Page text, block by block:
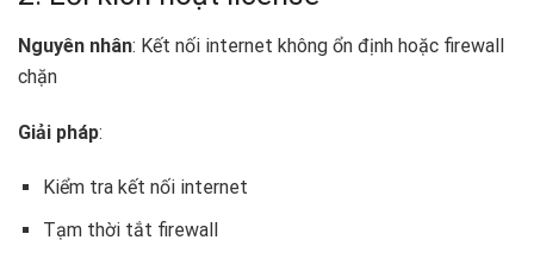
Nguyên nhân: Kết nối internet không ổn định hoặc firewall
chặn
Giải pháp:
Kiểm tra kết nối internet
Tạm thời tắt firewall